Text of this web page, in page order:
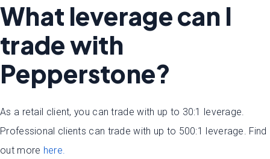
What leverage can I
trade with
Pepperstone?
As a retail client, you can trade with up to 30:1 leverage.
Professional clients can trade with up to 500:1 leverage. Find
out more here.